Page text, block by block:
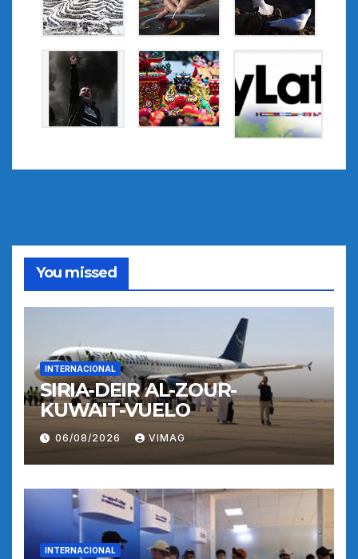
You missed
INTERNACIONAL
SIRIA-DEIR AL-ZOUR-
KUWAIT-VUELO
06/08/2026 VIMAG
INTERNACIONAL